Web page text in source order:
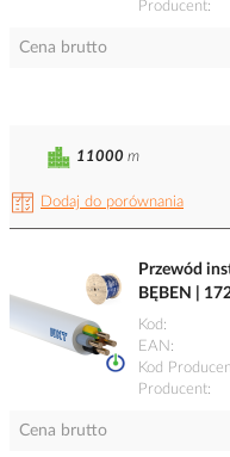
Producent
Cena brutto
Dodaj do porównania
11000 m
Przewód
BĘBEN |
Kod
EAN
Kod
Producent
Cena brutto